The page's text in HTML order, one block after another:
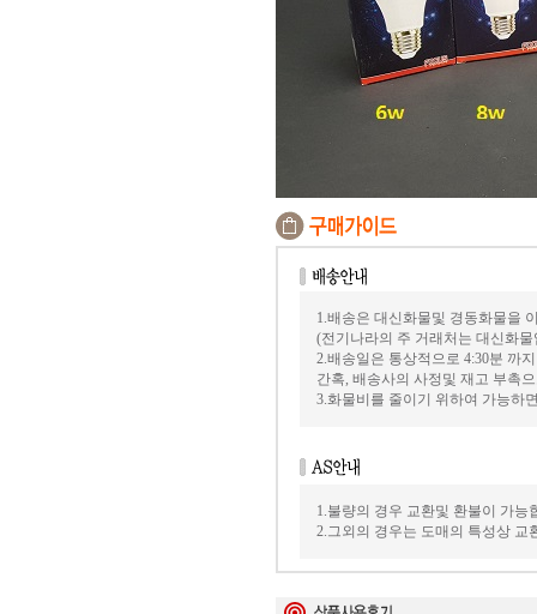
1.배송은 대신화물및 경동화물을
(전기나라의 주 거래처는 대신화물
2.배송일은 통상적으로 4:30분 까
간혹, 배송사의 사정및 재고 부촉
3.화물비를 줄이기 위하여 가능하
1.불량의 경우 교환및 환불이 가능
2.그외의 경우는 도매의 특성상 교